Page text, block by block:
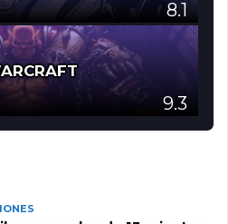
8.1
9.3